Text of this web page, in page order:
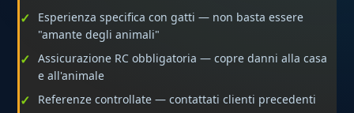
Esperienza specifica con gatti — non basta essere
"amante degli animali"
Assicurazione RC obbligatoria — copre danni alla casa
e all'animale
Referenze controllate — contattati clienti precedenti